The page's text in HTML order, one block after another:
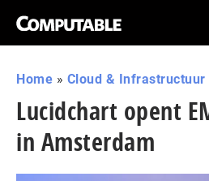
Home » Cloud & Infrastructuur
Lucidchart opent
in Amsterdam